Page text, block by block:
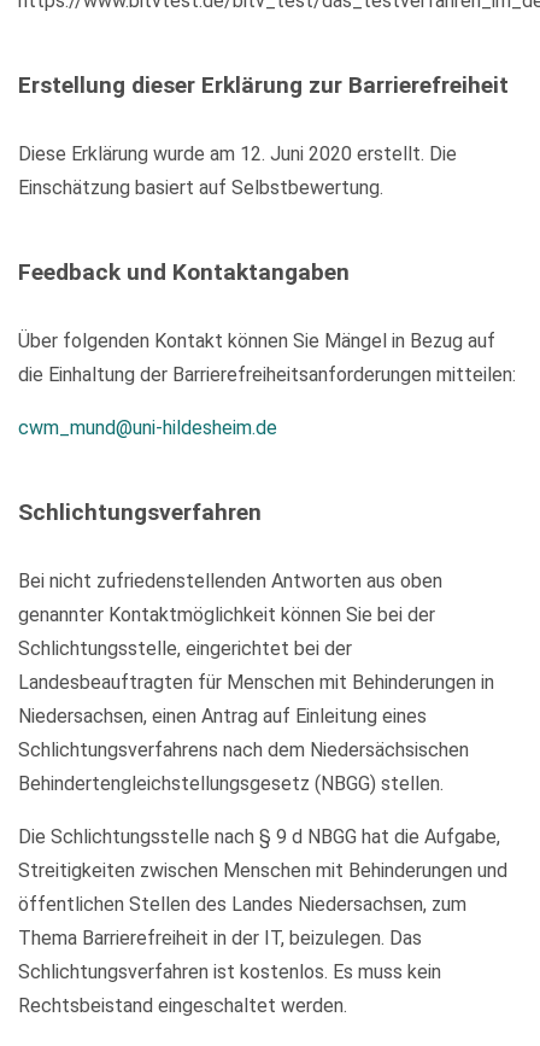
Erstellung dieser Erklärung zur Barrierefreiheit
Diese Erklärung wurde am 12. Juni 2020 erstellt. Die
Einschätzung basiert auf Selbstbewertung.
Feedback und Kontaktangaben
Über folgenden Kontakt können Sie Mängel in Bezug auf
die Einhaltung der Barrierefreiheitsanforderungen mitteilen:
cwm_mund@uni-hildesheim.de
Schlichtungsverfahren
Bei nicht zufriedenstellenden Antworten aus oben
genannter Kontaktmöglichkeit können Sie bei der
Schlichtungsstelle, eingerichtet bei der
Landesbeauftragten für Menschen mit Behinderungen in
Niedersachsen, einen Antrag auf Einleitung eines
Schlichtungsverfahrens nach dem Niedersächsischen
Behindertengleichstellungsgesetz (NBGG) stellen.
Die Schlichtungsstelle nach § 9 d NBGG hat die Aufgabe,
Streitigkeiten zwischen Menschen mit Behinderungen und
öffentlichen Stellen des Landes Niedersachsen, zum
Thema Barrierefreiheit in der IT, beizulegen. Das
Schlichtungsverfahren ist kostenlos. Es muss kein
Rechtsbeistand eingeschaltet werden.